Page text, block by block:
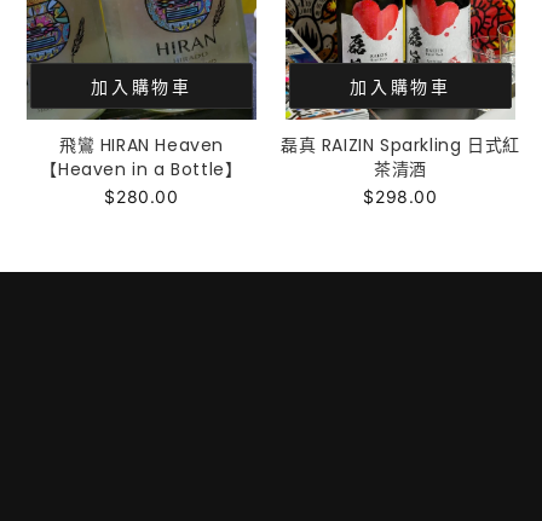
加入購物車
飛鸞 HIRAN Heaven
【Heaven in a Bottle】
$280.00
加入購物車
磊真 RAIZIN Sparkling 日式紅
茶清酒
$298.00